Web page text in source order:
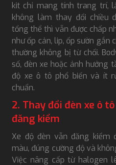
kit chỉ mang tính trang trí,
không làm thay đổi chiều
tổng thể thì vẫn được chấp
như ốp cản, lip, ốp sườn gắn
thường không bị từ chối.
số, đèn xe hoặc ảnh hưởng
độ xe ô tô phổ biến và ít
chuẩn.
2. Thay đổi đèn xe ô
đăng kiểm
Xe độ đèn vẫn đăng kiểm
màu, đúng cường độ và
Việc nâng cấp từ halogen